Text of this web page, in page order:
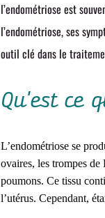
l’endométriose est
l’endométriose, ses
outil clé dans le
Qu'est ce
L’endométriose se
ovaires, les trompes de
poumons. Ce tissu
l’utérus. Cependant,